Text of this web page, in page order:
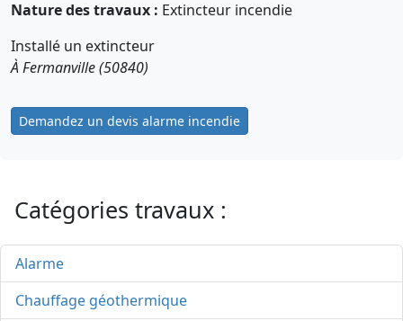
Nature des travaux : Extincteur incendie
Installé un extincteur
À Fermanville (50840)
Demandez un devis alarme incendie
Catégories travaux :
Alarme
Chauffage géothermique